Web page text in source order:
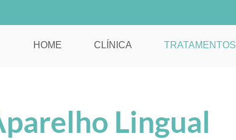
HOME CLÍNICA TRATAMENTOS
Lingual